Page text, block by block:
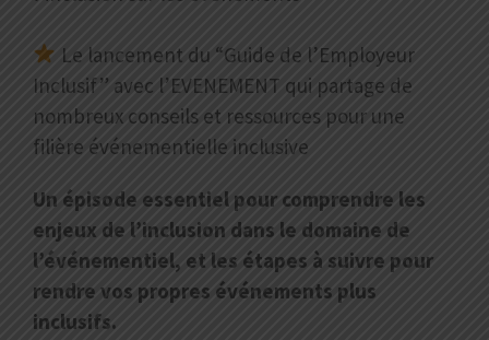
Le lancement du “Guide de l’Employeur
Inclusif” avec l’EVENEMENT qui partage de
nombreux conseils et ressources pour une
filière événementielle inclusive
Un épisode essentiel pour comprendre les
enjeux de l’inclusion dans le domaine de
l’événementiel, et les étapes à suivre pour
rendre vos propres événements plus
inclusifs.